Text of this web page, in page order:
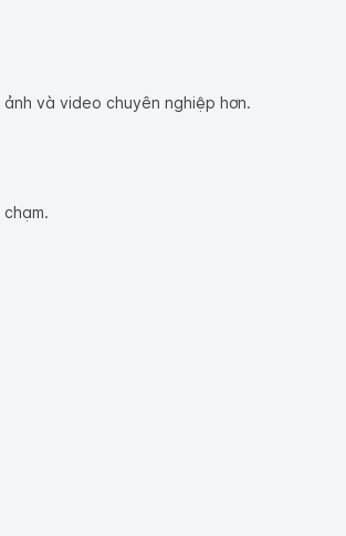
và video chuyên nghiệp hơn.